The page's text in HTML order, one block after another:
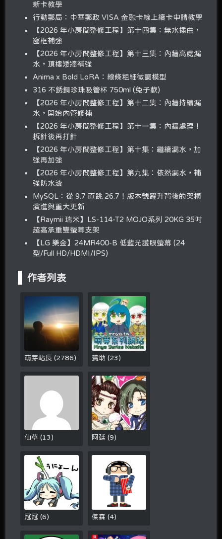
新卡教學
行動郵局：中華郵政 VISA 金融卡線上續卡申請教學
【2026 年小房間整修工程】第十四集：無水插曲，
窗框補強
【2026 年小房間整修工程】第十三集：內牆高處漏
水，頂樓矮牆補強
Anima x Bold LoRA：線條粗細微調模型
316 不銹鋼珍珠吸管杯 750ml (兔子款)
【2026 年小房間整修工程】第十二集：內牆持續漏
水，開始內管修補
【2026 年小房間整修工程】第十一集：內牆處理！
拆針後再打針
【2026 年小房間整修工程】第十集：繼續漏水，加
強再加強
【2026 年小房間整修工程】第九集：依然漏水，補
強防水漆
MySQL：從 9.7 直跳 26.7！版本號躍升背後的架構
演進與重大更新
【Raymii 瑞米】LS-114-T2 MOJO系列 20KG 35吋
超高承重雙螢幕支架
【LG 樂金】24MR400-B 低藍光護眼螢幕 (24
型/Full HD/HDMI/IPS)
作者列表
萌芽站長(2786) 贊助(23 )
仙草(13 ) 阿廷(9)
冠冠(6) 傑森(4)